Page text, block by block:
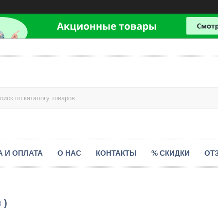
И ОПЛАТА О НАС КОНТАКТЫ % СКИДКИ
)